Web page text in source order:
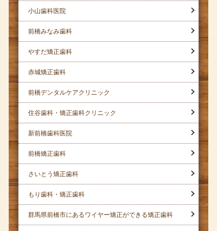
小山歯科医院
前橋みなみ歯科
やすだ矯正歯科
赤城矯正歯科
前橋デンタルケアクリニック
住谷歯科・矯正歯科クリニック
新前橋歯科医院
前橋矯正歯科
さいとう矯正歯科
もり歯科・矯正歯科
群馬県前橋市にあるワイヤー矯正ができる矯正歯科